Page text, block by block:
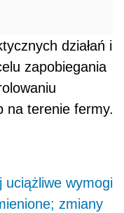
działań i
zapobiegania
na terenie fermy.
uciążliwe wymogi
zmiany